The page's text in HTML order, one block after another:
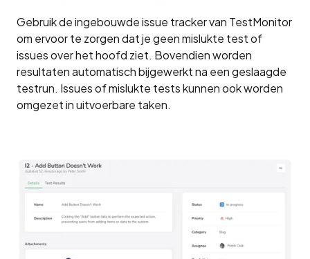
Gebruik de ingebouwde issue tracker van TestMonitor
om ervoor te zorgen dat je geen mislukte test of
issues over het hoofd ziet. Bovendien worden
resultaten automatisch bijgewerkt na een geslaagde
testrun. Issues of mislukte tests kunnen ook worden
omgezet in uitvoerbare taken.